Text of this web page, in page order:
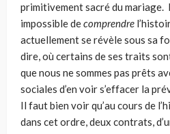
primitivement sacré du
impossible decomprendre
actuellement se révèle sous sa
dire, où certains de ses traits
que nous ne sommes pas prêts
sociales d’en voir s’effacer la
Il faut bien voir qu’au cours de
dans cet ordre, deux contrats,